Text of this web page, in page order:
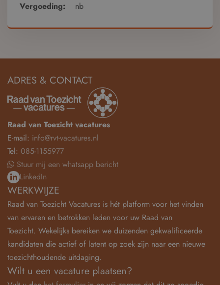
Vergoeding:
nb
ADRES & CONTACT
Raad van Toezicht vacatures
E-mail: info@rvt-vacatures.nl
Tel: 085-1155977
Stuur mij een whatsapp bericht
LinkedIn
WERKWIJZE
Raad van Toezicht Vacatures is hét platform voor het vinden
van ervaren en betrokken leden voor uw Raad van
Toezicht. Wekelijks bereiken we duizenden gekwalificeerde
kandidaten die actief of latent op zoek zijn naar een nieuwe
toezichthoudende uitdaging.
Wilt u een vacature plaatsen?